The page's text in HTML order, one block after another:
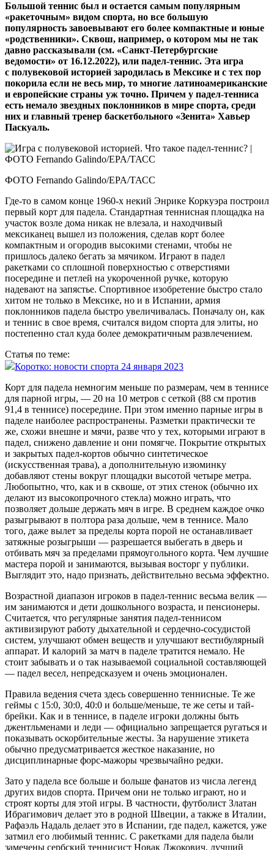
Большой теннис был и остается самым популярным
«ракеточным» видом спорта, но все большую
популярность завоевывают его более компактные и юные
«родственники». Сквош, например, о котором мы не так
давно рассказывали (см. «Санкт-Петербургские
ведомости» от 16.12.2022), или падел-теннис. Эта игра
с полувековой историей зародилась в Мексике и с тех пор
покорила если не весь мир, то многие латиноамериканские
и европейские страны уж точно. Причем у падел-тенниса
есть немало звездных поклонников в мире спорта, среди
них и главный тренер баскетбольного «Зенита» Хавьер
Паскуаль.
ФОТО Fernando Galindo/EPA/ТАСС
Где‑то в самом конце 1960‑х некий Энрике Коркуэра построил
первый корт для падела. Стандартная теннисная площадка на
участок возле дома никак не влезала, и находчивый
мексиканец вышел из положения, сделав корт более
компактным и огородив высокими стенами, чтобы не
пришлось далеко бегать за мячиком. Играют в падел
ракетками со сплошной поверхностью с отверстиями
посередине и петлей на укороченной ручке, которую
надевают на запястье. Спортивное изобретение быстро стало
хитом не только в Мексике, но и в Испании, армия
поклонников падела быстро увеличивалась. Поначалу он, как
и теннис в свое время, считался видом спорта для элиты, но
постепенно стал куда более демократичным развлечением.
Статья по теме:
Коротко: новости спорта 24 января 2023
Корт для падела немногим меньше по размерам, чем в теннисе
для парной игры, — 20 на 10 метров с сеткой (88 см против
91,4 в теннисе) посередине. При этом именно парные игры в
паделе наиболее распространены. Разметки практически те
же, схожи внешне и мячи, разве что у тех, которыми играют в
падел, снижено давление и они помягче. Покрытие открытых
и закрытых падел-кортов обычно синтетическое
(искусственная трава), а дополнительную изюминку
добавляют стены вокруг площадки высотой четыре метра.
Любопытно, что, как и в сквоше, от этих стенок (обычно их
делают из высокопрочного стекла) можно играть, что
позволяет дольше держать мяч в игре. В среднем каждое очко
разыгрывают в полтора раза дольше, чем в теннисе. Мало
того, даже вылет за пределы корта порой не останавливает
затяжные розыгрыши — разрешается выбегать в дверь и
отбивать мяч за пределами прямоугольного корта. Чем лучшие
мастера порой и занимаются, вызывая восторг у публики.
Выглядит это, надо признать, действительно весьма эффектно.
Возрастной диапазон игроков в падел-теннис весьма велик —
им занимаются и дети дошкольного возраста, и пенсионеры.
Считается, что регулярные занятия падел-теннисом
активизируют работу дыхательной и сердечно-сосудистой
систем, улучшают обмен веществ и улучшают вестибулярный
аппарат. И калорий за матч в паделе тратится немало. Не
стоит забывать и о так называемой социальной составляющей
— падел весел, непредсказуем и очень эмоционален.
Правила ведения счета здесь совершенно теннисные. Те же
геймы с 15:0, 30:0, 40:0 и больше/меньше, те же сеты и тай-
брейки. Как и в теннисе, в паделе игроки должны быть
джентльменами и леди — официально запрещается ругаться и
показывать оскорбительные жесты. За нарушение этикета
обычно предусматривается жесткое наказание, но
дисциплинарные форс-мажоры чрезвычайно редки.
Зато у падела все больше и больше фанатов из числа легенд
других видов спорта. Причем они не только играют, но и
строят корты для этой игры. В частности, футболист Златан
Ибрагимович делает это в родной Швеции, а также в Италии,
Рафаэль Надаль делает это в Испании, где падел, кажется, уже
затмил его любимый теннис. С ракетками для падела были
замечены сербский теннисист Новак Джокович, лучший